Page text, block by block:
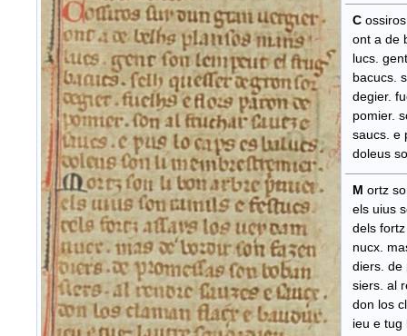
C
ont a de
lucs.
bacucs.
degier.
pomier.
saucs. e
doleus
M ortz
els uius
dels
nucx.
diers. de
siers. al
don los
ieu e tug